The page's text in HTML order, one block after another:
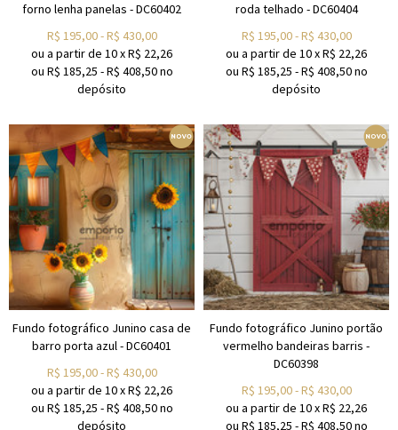
forno lenha panelas - DC60402
R$ 195,00-R$ 430,00
ou a partir de 10xR$ 22,26
ou R$ 185,25 -R$ 408,50no
depósito
roda telhado - DC60404
R$ 195,00-R$ 430,00
ou a partir de 10xR$ 22,26
ou R$ 185,25 -R$ 408,50no
depósito
Fundo fotográfico Junino casa de
barro porta azul - DC60401
R$ 195,00-R$ 430,00
ou a partir de 10xR$ 22,26
ou R$ 185,25 -R$ 408,50no
depósito
Fundo fotográfico Junino portão
vermelho bandeiras barris -
DC60398
R$ 195,00-R$ 430,00
ou a partir de 10xR$ 22,26
ou R$ 185,25 -R$ 408,50no